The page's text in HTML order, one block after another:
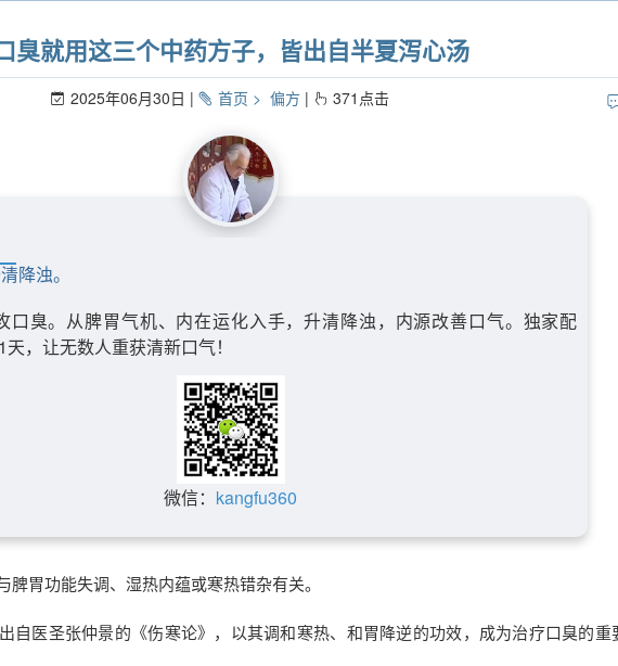
臭就用这三个中药方子，皆出自半夏泻心汤
2025年06月30日 首页 偏方 371 点击
降浊。
口臭。从脾胃气机、内在运化入手，升清降浊，内源改善口气。独家配
，让无数人重获清新口气！
微信： kangfu360
脾胃功能失调、湿热内蕴或寒热错杂有关。
自医圣张仲景的《伤寒论》，以其调和寒热、和胃降逆的功效，成为治疗口臭的重